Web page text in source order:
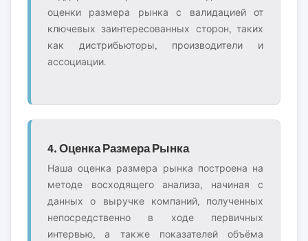
оценки размера рынка с валидацией от
ключевых заинтересованных сторон, таких
как дистрибьюторы, производители и
ассоциации.
4. Оценка Размера Рынка
Наша оценка размера рынка построена на
методе восходящего анализа, начиная с
данных о выручке компаний, полученных
непосредственно в ходе первичных
интервью, а также показателей объёма